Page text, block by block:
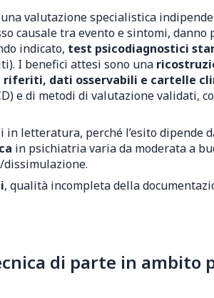
valutazione specialistica
causale tra evento e sintomi,
indicato, test psicodiagnostici
I benefici attesi sono una
dati osservabili e cartelle
e di metodi di valutazione validati,
letteratura, perché l’esito dipende
in psichiatria varia da moderata a
, qualità incompleta della
di parte in ambito